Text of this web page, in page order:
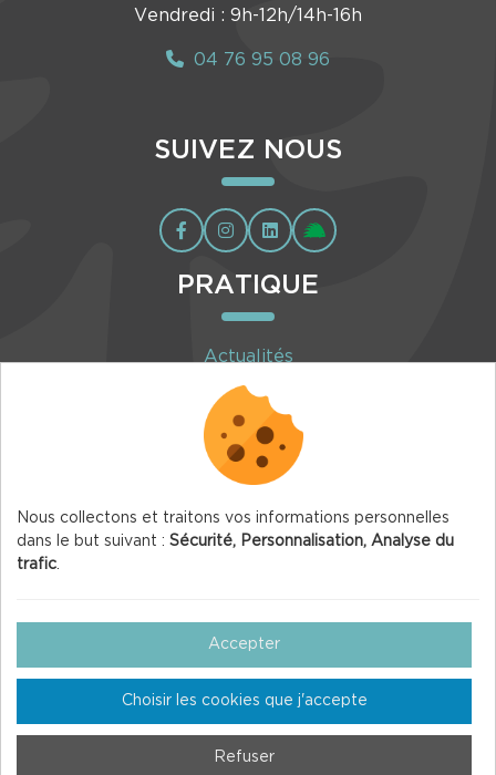
Vendredi : 9h-12h/14h-16h
04 76 95 08 96
SUIVEZ NOUS
PRATIQUE
Actualités
Agenda
Inscription à la newsletter
Gestion des Cookies
Crédits
Nous collectons et traitons vos informations personnelles
dans le but suivant : Sécurité, Personnalisation, Analyse du
trafic.
Accepter
Refuser
Choisir les cookies que j'accepte